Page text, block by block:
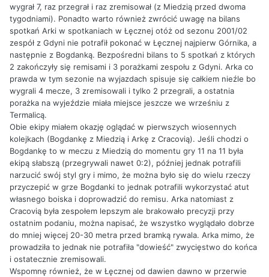
wygrał 7, raz przegrał i raz zremisował (z Miedzią przed dwoma
tygodniami). Ponadto warto również zwrócić uwagę na bilans
spotkań Arki w spotkaniach w Łęcznej otóż od sezonu 2001/02
zespół z Gdyni nie potrafił pokonać w Łęcznej najpierw Górnika, a
następnie z Bogdanką. Bezpośredni bilans to 5 spotkań z których
2 zakończyły się remisami i 3 porażkami zespołu z Gdyni. Arka co
prawda w tym sezonie na wyjazdach spisuje się całkiem nieźle bo
wygrali 4 mecze, 3 zremisowali i tylko 2 przegrali, a ostatnia
porażka na wyjeździe miała miejsce jeszcze we wrześniu z
Termalicą.
Obie ekipy miałem okazję oglądać w pierwszych wiosennych
kolejkach (Bogdankę z Miedzią i Arkę z Cracovią). Jeśli chodzi o
Bogdankę to w meczu z Miedzią do momentu gry 11 na 11 była
ekipą słabszą (przegrywali nawet 0:2), później jednak potrafili
narzucić swój styl gry i mimo, że można było się do wielu rzeczy
przyczepić w grze Bogdanki to jednak potrafili wykorzystać atut
własnego boiska i doprowadzić do remisu. Arka natomiast z
Cracovią była zespołem lepszym ale brakowało precyzji przy
ostatnim podaniu, można napisać, że wszystko wyglądało dobrze
do mniej więcej 20-30 metra przed bramką rywala. Arka mimo, że
prowadziła to jednak nie potrafiła "dowieść" zwycięstwo do końca
i ostatecznie zremisowali.
Wspomnę również, że w Łęcznej od dawien dawno w przerwie